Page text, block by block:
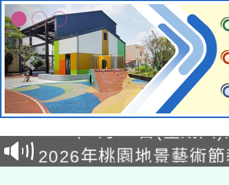
轉知經濟部水利署委託
用水績優單位及節水達
115年8月22日(星期六
桃園市孔廟祈福系列
2026年桃園地景藝術